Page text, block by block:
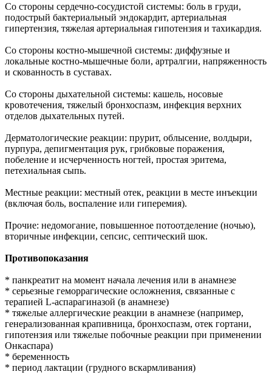
Со стороны сердечно-сосудистой системы: боль в груди,
подострый бактериальный эндокардит, артериальная
гипертензия, тяжелая артериальная гипотензия и тахикардия.
Со стороны костно-мышечной системы: диффузные и
локальные костно-мышечные боли, артралгии, напряженность
и скованность в суставах.
Со стороны дыхательной системы: кашель, носовые
кровотечения, тяжелый бронхоспазм, инфекция верхних
отделов дыхательных путей.
Дерматологические реакции: прурит, облысение, волдыри,
пурпура, депигментация рук, грибковые поражения,
побеление и исчерченность ногтей, простая эритема,
петехиальная сыпь.
Местные реакции: местный отек, реакции в месте инъекции
(включая боль, воспаление или гиперемия).
Прочие: недомогание, повышенное потоотделение (ночью),
вторичные инфекции, сепсис, септический шок.
Противопоказания
* панкреатит на момент начала лечения или в анамнезе
* серьезные геморрагические осложнения, связанные с
терапией L-аспарагиназой (в анамнезе)
* тяжелые аллергические реакции в анамнезе (например,
генерализованная крапивница, бронхоспазм, отек гортани,
гипотензия или тяжелые побочные реакции при применении
Онкаспара)
* беременность
* период лактации (грудного вскармливания)